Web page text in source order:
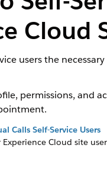
Cloud
users the
permissions, and
Calls Self-Service Users
Cloud site